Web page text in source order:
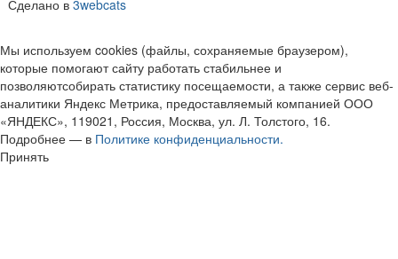
Сделано в 3webcats
Мы используем cookies (файлы, сохраняемые браузером),
которые помогают сайту работать стабильнее и
позволяютсобирать статистику посещаемости, а также сервис веб-
аналитики Яндекс Метрика, предоставляемый компанией ООО
«ЯНДЕКС», 119021, Россия, Москва, ул. Л. Толстого, 16.
Подробнее — в Политике конфиденциальности.
Принять